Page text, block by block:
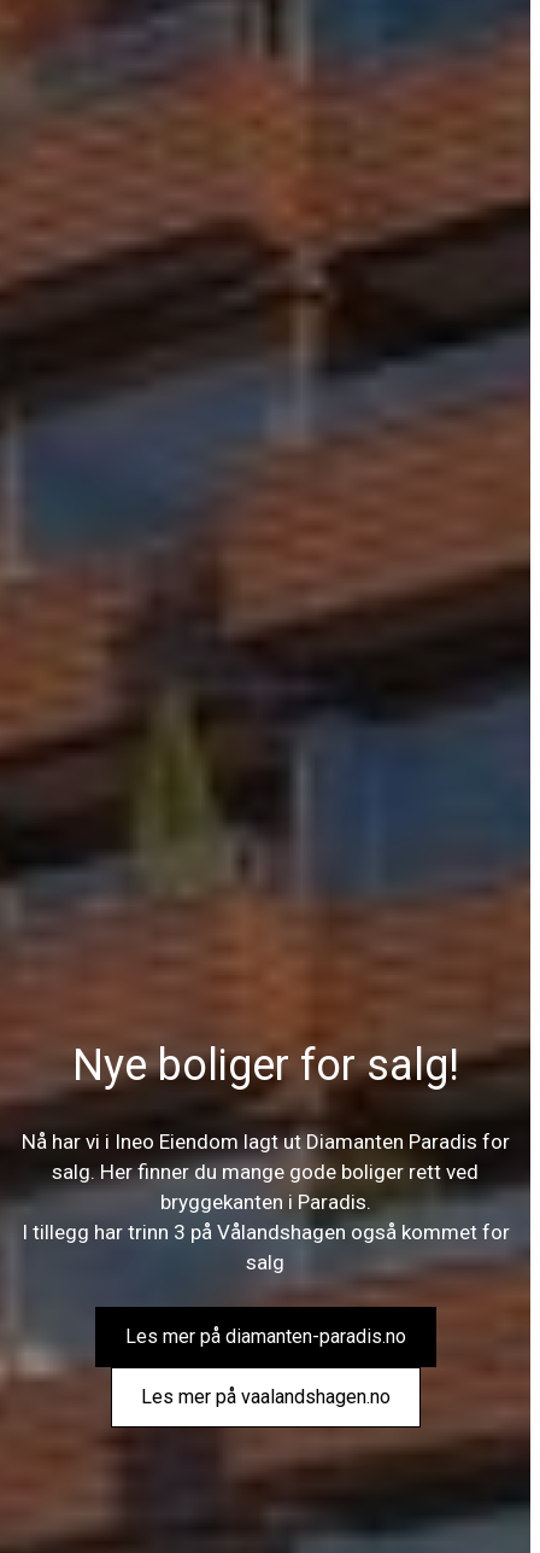
Nye boliger for salg!
Nå har vi i Ineo Eiendom lagt ut Diamanten Paradis for
salg. Her finner du mange gode boliger rett ved
bryggekanten i Paradis.
I tillegg har trinn 3 på Vålandshagen også kommet for
salg
Les mer på diamanten-paradis.no
Les mer på vaalandshagen.no